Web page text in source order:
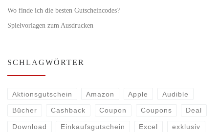
Wo finde ich die besten Gutscheincodes?
Spielvorlagen zum Ausdrucken
SCHLAGWÖRTER
Aktionsgutschein Amazon Apple Audible
Bücher Cashback Coupon Coupons Deal
Download Einkaufsgutschein Excel exklusiv